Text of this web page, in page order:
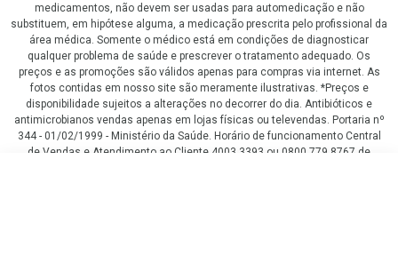
medicamentos, não devem ser usadas para automedicação e não
substituem, em hipótese alguma, a medicação prescrita pelo profissional da
área médica. Somente o médico está em condições de diagnosticar
qualquer problema de saúde e prescrever o tratamento adequado. Os
preços e as promoções são válidos apenas para compras via internet. As
fotos contidas em nosso site são meramente ilustrativas. *Preços e
disponibilidade sujeitos a alterações no decorrer do dia. Antibióticos e
antimicrobianos vendas apenas em lojas físicas ou televendas. Portaria nº
344 - 01/02/1999 - Ministério da Saúde. Horário de funcionamento Central
de Vendas e Atendimento ao Cliente 4003 3393 ou 0800 779 8767 de